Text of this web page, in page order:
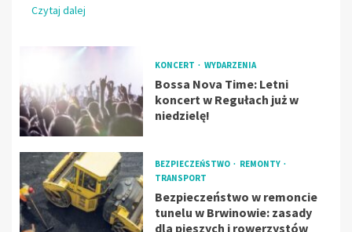
Czytaj dalej
KONCERT WYDARZENIA
Bossa Nova Time: Letni
koncert w Regułach już w
niedzielę!
BEZPIECZEŃSTWO
REMONTY
TRANSPORT
Bezpieczeństwo w remoncie
tunelu w Brwinowie: zasady
dla pieszych i rowerzystów